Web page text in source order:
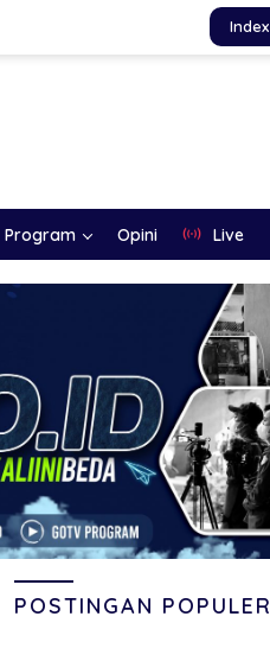
Index
Program Opini Live
POSTINGAN POPULER